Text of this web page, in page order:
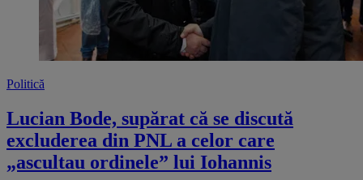
Politică
Lucian Bode, supărat că se discută
excluderea din PNL a celor care
„ascultau ordinele” lui Iohannis